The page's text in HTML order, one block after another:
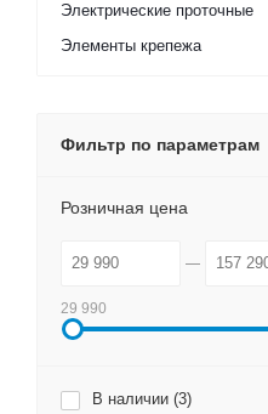
Электрические проточные
Элементы крепежа
Фильтр по параметрам
Розничная цена
29 990
В наличии (3)